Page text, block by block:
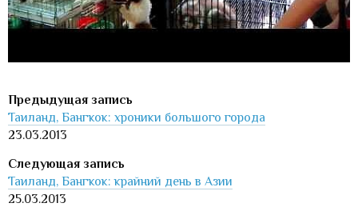
Таиланд, Бангкок: хроники большого города
23.03.2013
Таиланд, Бангкок: крайний день в Азии
25.03.2013